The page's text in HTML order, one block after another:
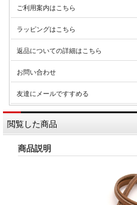
ご利用案内はこちら
ラッピングはこちら
返品についての詳細はこちら
お問い合わせ
友達にメールですすめる
閲覧した商品
商品説明